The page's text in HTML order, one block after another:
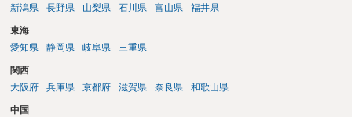
新潟県
長野県 山梨県 石川県 富山県 福井県
東海
愛知県
静岡県 岐阜県 三重県
関西
大阪府
兵庫県 京都府 滋賀県 奈良県 和歌山県
中国